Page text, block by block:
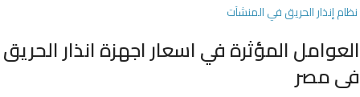
نظام إنذار الحريق في المنشآت​
العوامل المؤثرة في اسعار اجهزة انذار الحريق
فى مصر​